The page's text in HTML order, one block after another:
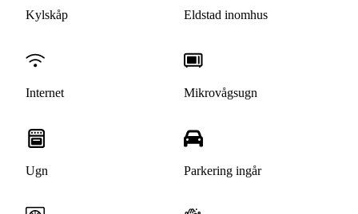
Kylskåp Eldstad inomhus
Internet Mikrovågsugn
Ugn Parkering ingår